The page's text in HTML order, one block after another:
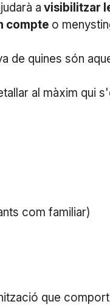
a visibilitzar
compte o
de quines són
al màxim qui
com familiar)
que